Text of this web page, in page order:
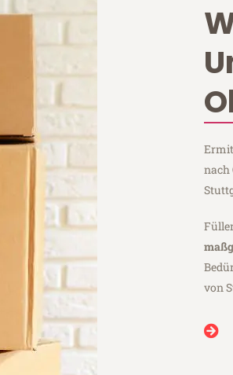
nach
von